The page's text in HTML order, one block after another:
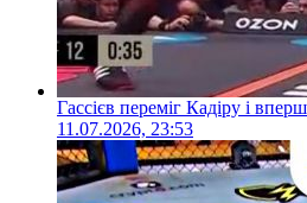
Гассієв переміг Кадіру і
11.07.2026, 23:53